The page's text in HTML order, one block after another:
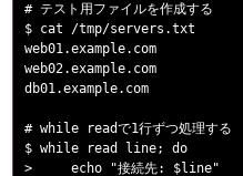
# テスト用ファイルを作成する
$ cat /tmp/servers.txt
web01.example.com
web02.example.com
db01.example.com
# while readで1行ずつ処理する
$ while read line; do
>     echo "接続先: $line"